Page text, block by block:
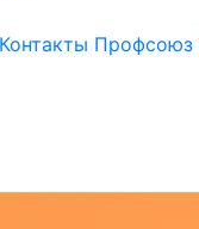
Контакты Профсоюз